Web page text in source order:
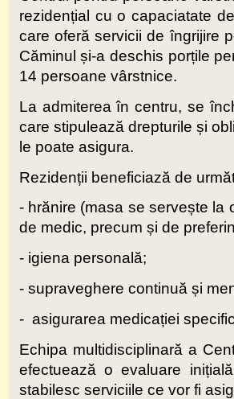
rezidențial cu o capaciatate
care oferă servicii de îngrijire
Căminul și-a deschis porțile
14 persoane vârstnice.
La admiterea în centru, se
care stipulează drepturile și
le poate asigura.
Rezidenții beneficiază de
- hrănire (masa se servește la
de medic, precum și de
- igiena personală;
- supraveghere continuă și
- asigurarea medicației
Echipa multidisciplinară a
efectuează o evaluare
stabilesc serviciile ce vor fi